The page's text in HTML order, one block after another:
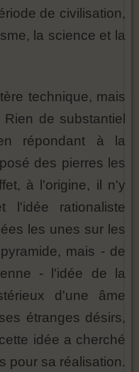
de civilisation,
la science et la
technique, mais
de substantiel
répondant à la
des pierres les
à l'origine, il n'y
l'idée rationaliste
les unes sur les
mais - de
- l'idée de la
d'une âme
étranges désirs,
idée a cherché
pour sa réalisation.